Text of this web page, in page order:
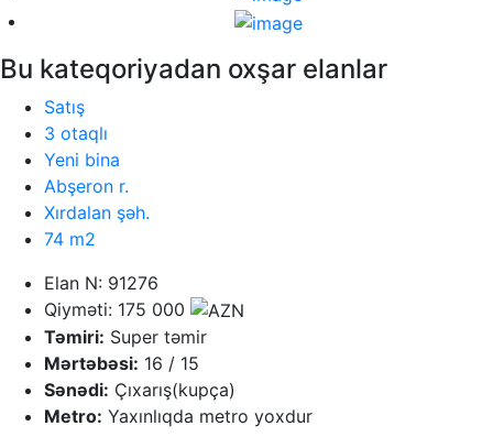
Bu kateqoriyadan oxşar elanlar
Satış
3 otaqlı
Yeni bina
Abşeron r.
Xırdalan şəh.
74 m2
Elan N: 91276
Qiyməti: 175 000
Təmiri: Super təmir
Mərtəbəsi: 16 / 15
Sənədi: Çıxarış(kupça)
Metro: Yaxınlıqda metro yoxdur